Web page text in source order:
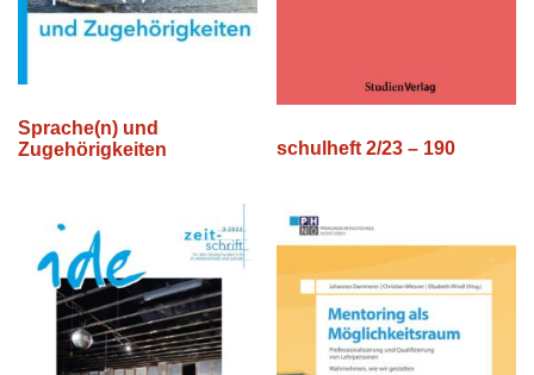
Sprache(n) und
Zugehörigkeiten
schulheft 2/23 – 190